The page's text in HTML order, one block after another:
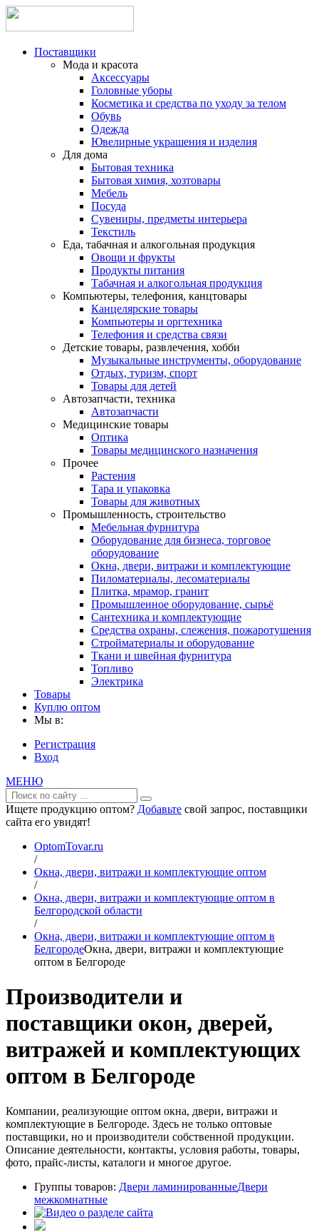
Поставщики
Мода и красота
Аксессуары
Головные уборы
Косметика и средства по уходу за телом
Обувь
Одежда
Ювелирные украшения и изделия
Для дома
Бытовая техника
Бытовая химия, хозтовары
Мебель
Посуда
Сувениры, предметы интерьера
Текстиль
Еда, табачная и алкогольная продукция
Овощи и фрукты
Продукты питания
Табачная и алкогольная продукция
Компьютеры, телефония, канцтовары
Канцелярские товары
Компьютеры и оргтехника
Телефония и средства связи
Детские товары, развлечения, хобби
Музыкальные инструменты, оборудование
Отдых, туризм, спорт
Товары для детей
Автозапчасти, техника
Автозапчасти
Медицинские товары
Оптика
Товары медицинского назначения
Прочее
Растения
Тара и упаковка
Товары для животных
Промышленность, строительство
Мебельная фурнитура
Оборудование для бизнеса, торговое
оборудование
Окна, двери, витражи и комплектующие
Пиломатериалы, лесоматериалы
Плитка, мрамор, гранит
Промышленное оборудование, сырьё
Сантехника и комплектующие
Средства охраны, слежения, пожаротушения
Стройматериалы и оборудование
Ткани и швейная фурнитура
Топливо
Электрика
Товары
Куплю оптом
Мы в:
Регистрация
Вход
МЕНЮ
Ищете продукцию оптом? Добавьте свой запрос, поставщики
сайта его увидят!
OptomTovar.ru
/
Окна, двери, витражи и комплектующие оптом
/
Окна, двери, витражи и комплектующие оптом в
Белгородской области
/
Окна, двери, витражи и комплектующие оптом в
БелгородеОкна, двери, витражи и комплектующие
оптом в Белгороде
Производители и
поставщики окон, дверей,
витражей и комплектующих
оптом в Белгороде
Компании, реализующие оптом окна, двери, витражи и
комплектующие в Белгороде. Здесь не только оптовые
поставщики, но и производители собственной продукции.
Описание деятельности, контакты, условия работы, товары,
фото, прайс-листы, каталоги и многое другое.
Группы товаров: Двери ламинированныеДвери
межкомнатные